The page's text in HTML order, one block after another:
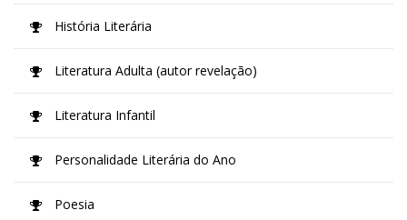
História Literária
Literatura Adulta (autor revelação)
Literatura Infantil
Personalidade Literária do Ano
Poesia